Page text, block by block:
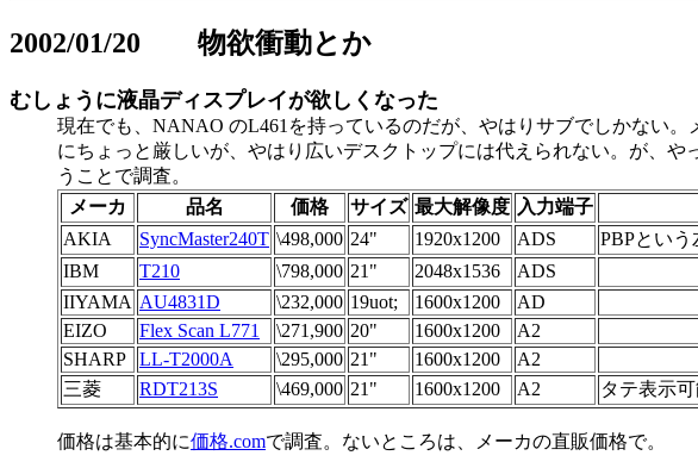
2002/01/20 物欲衝動とか
むしょうに液晶ディスプレイが欲しくなった
現在でも、NANAO のL461を持っているのだが、やはりサブでしかない
にちょっと厳しいが、やはり広いデスクトップには代えられない。が、
うことで調査。
メーカ
品名 価格 サイズ 最大解像度 入力端子
AKIA
SyncMaster240T \498,000 24" 1920x1200 ADS PBPという
IBM
T210 \798,000 21" 2048x1536 ADS
IIYAMA AU4831D \232,000 19uot; 1600x1200
AD
EIZO
Flex Scan L771 \271,900 20" 1600x1200
A2
SHARP
LL-T2000A \295,000 21" 1600x1200
A2
三菱
RDT213S \469,000 21" 1600x1200 A2 タテ表示
価格は基本的に価格.comで調査。ないところは、メーカの直販価格で。